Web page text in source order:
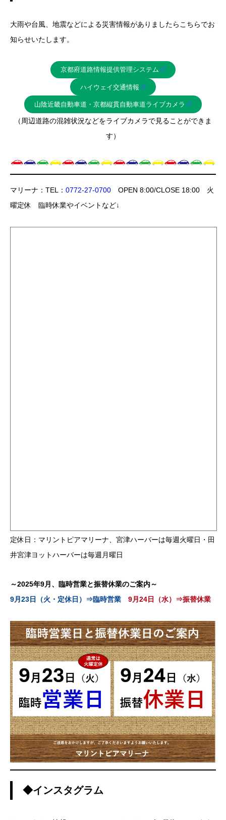
大雨や台風、地震などによる災害情報がありましたらこちらでお
知らせいたします。
京都府道路情報提供管理システム
ハイウェイ交通情報
山陰近畿自動車道・京都縦貫自動車道ライブカメラ
（周辺道路の混雑状況などをライブカメラで見ることができま
す）
マリーナ：TEL： 0772-27-0700 OPEN 8:00/CLOSE 18:00 火
曜定休 臨時休業やイベントなど↓
定休日：マリントピアマリーナ、宮津ハーバーは毎週火曜日・田
井宮津ヨットハーバーは毎週月曜日
～2025年9月、臨時営業と振替休業のご案内～
9月23日（火・定休日）⇒臨時営業
9月24日（水）⇒振替休業
◆インスタグラム